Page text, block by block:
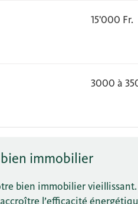
15'000 Fr.
3000 à
immobilier
bien immobilier
l’efficacité